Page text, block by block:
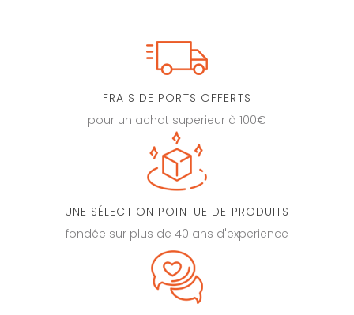
FRAIS DE PORTS OFFERTS
pour un achat superieur à 100€
UNE SÉLECTION POINTUE DE PRODUITS
fondée sur plus de 40 ans d'experience